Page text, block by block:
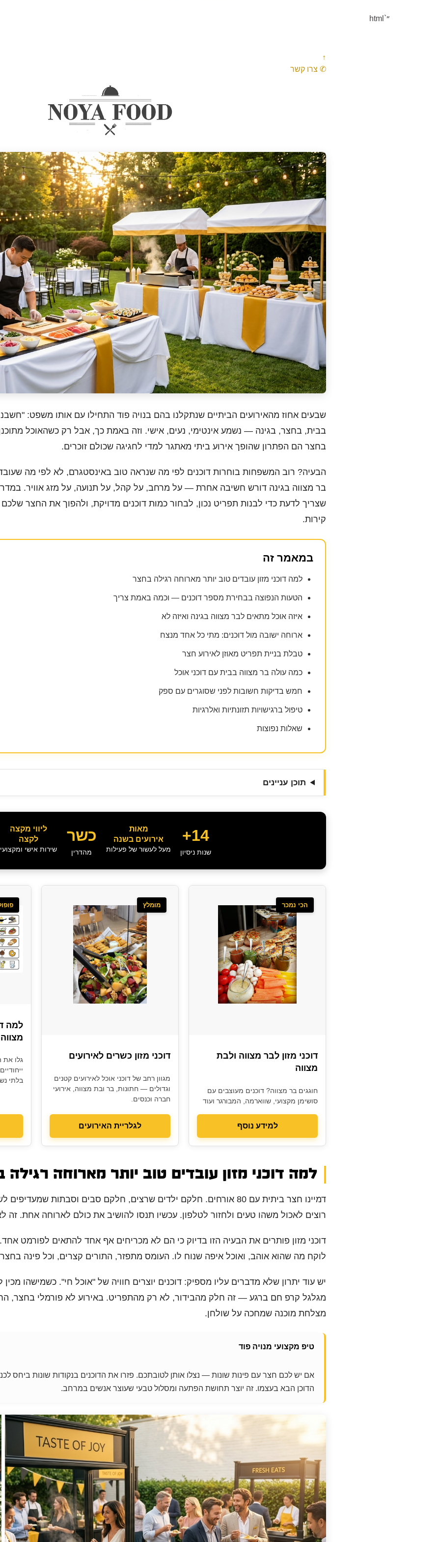
"`html
↑
✆ צרו קשר
שבעים אחוז מהאירועים הביתיים שנתקלנו בהם בנויה פוד התחילו עם אותו משפט:
בבית, בחצר, בגינה — נשמע אינטימי, נעים, אישי. וזה באמת כך, אבל רק כשהאוכל מתוכנן
בחצר הם הפתרון שהופך אירוע ביתי מאתגר למדי לחגיגה שכולם זוכרים.
הבעיה? רוב המשפחות בוחרות דוכנים לפי מה שנראה טוב באינסטגרם, לא לפי מה
בר מצווה בגינה דורש חשיבה אחרת — על מרחב, על קהל, על תנועה, על מזג אוויר.
שצריך לדעת כדי לבנות תפריט נכון, לבחור כמות דוכנים מדויקת, ולהפוך את החצר
קירות.
במאמר זה
למה דוכני מזון עובדים טוב יותר מארוחה רגילה בחצר
הטעות הנפוצה בבחירת מספר דוכנים — וכמה באמת צריך
איזה אוכל מתאים לבר מצווה בגינה ואיזה לא
ארוחה ישובה מול דוכנים: מתי כל אחד מנצח
טבלת בניית תפריט מאוזן לאירוע חצר
כמה עולה בר מצווה בבית עם דוכני אוכל
חמש בדיקות חשובות לפני שסוגרים עם ספק
טיפול ברגישויות תזונתיות ואלרגיות
שאלות נפוצות
תוכן עניינים
14+
שנות ניסיון
מאות
אירועים בשנה
מעל לעשור של פעילות
כשר
מהדרין
ליווי מקצה
לקצה
שירות אישי ומקצועי
הכי נמכר
דוכני מזון לבר מצווה ולבת
מצווה
חוגגים בר מצווה? דוכנים מעוצבים עם
סושימן מקצועי, שווארמה, המבורגר ועוד
למידע נוסף
מומלץ
דוכני מזון כשרים לאירועים
מגוון רחב של דוכני אוכל לאירועים קטנים
וגדולים — חתונות, בר ובת מצווה, אירועי
חברה וכנסים.
לגלריית האירועים
למה
גלו את
בלתי
למה דוכני מזון עובדים טוב יותר מארוחה רגילה
דמיינו חצר ביתית עם 80 אורחים. חלקם ילדים שרצים, חלקם סבים וסבתות
רוצים לאכול משהו טעים ולחזור לטלפון. עכשיו תנסו להושיב את כולם לארוחה אחת. זה
דוכני מזון פותרים את הבעיה הזו בדיוק כי הם לא מכריחים אף אחד להתאים לפורמט
לוקח מה שהוא אוהב, ואוכל איפה שנוח לו. העומס מתפזר, התורים קצרים, וכל פינה
יש עוד יתרון שלא מדברים עליו מספיק: דוכנים יוצרים חוויה של "אוכל חי". כשמישהו מכין
מגלגל קרפ חם ברגע — זה חלק מהבידור, לא רק מהתפריט. באירוע לא פורמלי בחצר,
מצלחת מוכנה שמחכה על שולחן.
טיפ מקצועי מנויה פוד
אם יש לכם חצר עם פינות שונות — נצלו אותן לטובתכם. פזרו את הדוכנים בנקודות שונות ביחס
הדוכן הבא בעצמו. זה יוצר תחושת הפתעה ומסלול טבעי שעוצר אנשים במרחב.